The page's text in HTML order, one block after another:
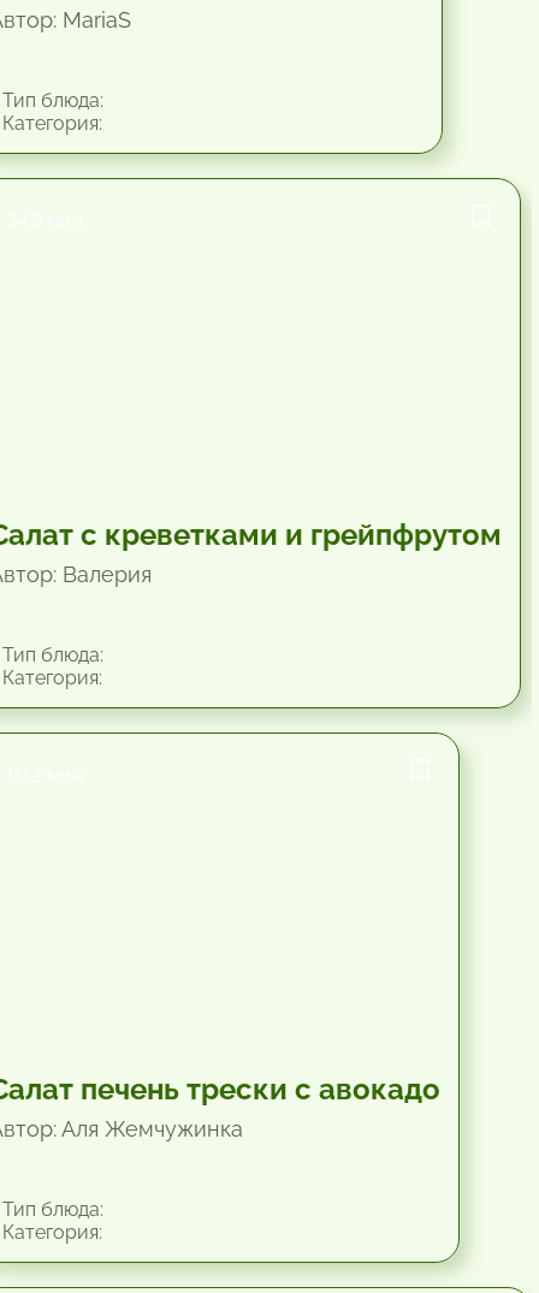
MariaS
блюда:
с креветками и грейпфрутом
Валерия
блюда:
печень трески с авокадо
Аля Жемчужинка
блюда: